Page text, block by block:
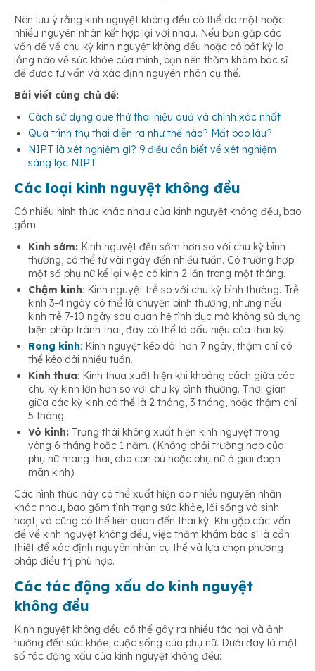
Nên lưu ý rằng kinh nguyệt không đều có thể do một hoặc
nhiều nguyên nhân kết hợp lại với nhau. Nếu bạn gặp các
vấn đề về chu kỳ kinh nguyệt không đều hoặc có bất kỳ lo
lắng nào về sức khỏe của mình, bạn nên thăm khám bác sĩ
để được tư vấn và xác định nguyên nhân cụ thể.
Bài viết cùng chủ đề:
Cách sử dụng que thử thai hiệu quả và chính xác nhất
Quá trình thụ thai diễn ra như thế nào? Mất bao lâu?
NIPT là xét nghiệm gì? 9 điều cần biết về xét nghiệm
sàng lọc NIPT
Các loại kinh nguyệt không đều
Có nhiều hình thức khác nhau của kinh nguyệt không đều, bao
gồm:
Kinh sớm: Kinh nguyệt đến sớm hơn so với chu kỳ bình
thường, có thể từ vài ngày đến nhiều tuần. Có trường hợp
một số phụ nữ kể lại việc có kinh 2 lần trong một tháng.
Chậm kinh: Kinh nguyệt trễ so với chu kỳ bình thường. Trễ
kinh 3-4 ngày có thể là chuyện bình thường, nhưng nếu
kinh trễ 7-10 ngày sau quan hệ tình dục mà không sử dụng
biện pháp tránh thai, đây có thể là dấu hiệu của thai kỳ.
Rong kinh: Kinh nguyệt kéo dài hơn 7 ngày, thậm chí có
thể kéo dài nhiều tuần.
Kinh thưa: Kinh thưa xuất hiện khi khoảng cách giữa các
chu kỳ kinh lớn hơn so với chu kỳ bình thường. Thời gian
giữa các kỳ kinh có thể là 2 tháng, 3 tháng, hoặc thậm chí
5 tháng.
Vô kinh: Trạng thái không xuất hiện kinh nguyệt trong
vòng 6 tháng hoặc 1 năm. (Không phải trường hợp của
phụ nữ mang thai, cho con bú hoặc phụ nữ ở giai đoạn
mãn kinh)
Các hình thức này có thể xuất hiện do nhiều nguyên nhân
khác nhau, bao gồm tình trạng sức khỏe, lối sống và sinh
hoạt, và cũng có thể liên quan đến thai kỳ. Khi gặp các vấn
đề về kinh nguyệt không đều, việc thăm khám bác sĩ là cần
thiết để xác định nguyên nhân cụ thể và lựa chọn phương
pháp điều trị phù hợp.
Các tác động xấu do kinh nguyệt
không đều
Kinh nguyệt không đều có thể gây ra nhiều tác hại và ảnh
hưởng đến sức khỏe, cuộc sống của phụ nữ. Dưới đây là một
số tác động xấu của kinh nguyệt không đều: